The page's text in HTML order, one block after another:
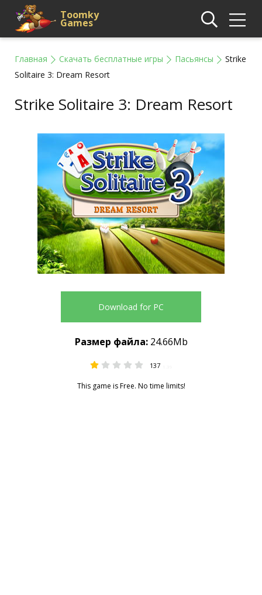
Toomky
Games
Главная Скачать бесплатные игры Пасьянсы
Strike
Solitaire 3: Dream Resort
Strike Solitaire 3: Dream Resort
Download for PC
137
This game is Free. No time limits!
Размер файла:24.66Mb